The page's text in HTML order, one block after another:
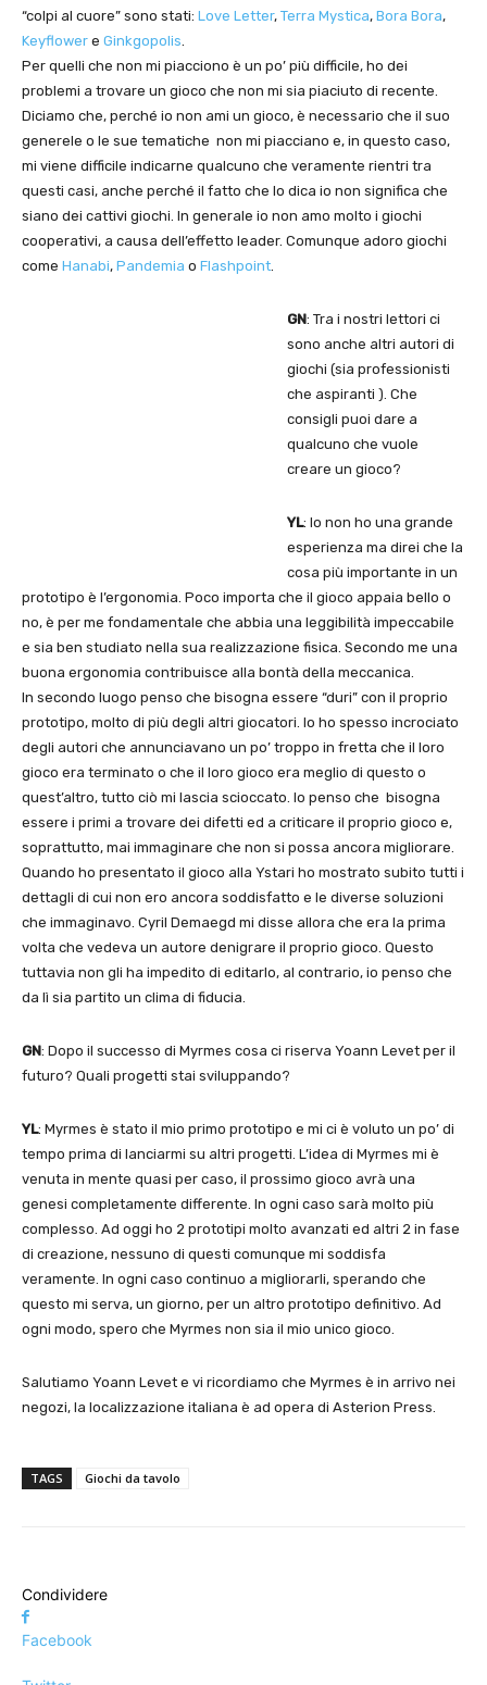
“colpi al cuore” sono stati: Love Letter, Terra Mystica, Bora Bora,
Keyflower e Ginkgopolis
Per quelli che non mi piacciono è un po’ più difficile, ho dei
problemi a trovare un gioco che non mi sia piaciuto di recente.
Diciamo che, perché io non ami un gioco, è necessario che il suo
generele o le sue tematiche non mi piacciano e, in questo caso,
mi viene difficile indicarne qualcuno che veramente rientri tra
questi casi, anche perché il fatto che lo dica io non significa che
siano dei cattivi giochi. In generale io non amo molto i giochi
cooperativi, a causa dell’effetto leader. Comunque adoro giochi
come Hanabi, Pandemia o Flashpoint
GN: Tra i nostri lettori ci
sono anche altri autori di
giochi (sia professionisti
che aspiranti ). Che
consigli puoi dare a
qualcuno che vuole
creare un gioco?
YL: Io non ho una grande
esperienza ma direi che la
cosa più importante in un
prototipo è l’ergonomia. Poco importa che il gioco appaia bello o
no, è per me fondamentale che abbia una leggibilità impeccabile
e sia ben studiato nella sua realizzazione fisica. Secondo me una
buona ergonomia contribuisce alla bontà della meccanica.
In secondo luogo penso che bisogna essere “duri” con il proprio
prototipo, molto di più degli altri giocatori. Io ho spesso incrociato
degli autori che annunciavano un po’ troppo in fretta che il loro
gioco era terminato o che il loro gioco era meglio di questo o
quest’altro, tutto ciò mi lascia scioccato. Io penso che bisogna
essere i primi a trovare dei difetti ed a criticare il proprio gioco e,
soprattutto, mai immaginare che non si possa ancora migliorare.
Quando ho presentato il gioco alla Ystari ho mostrato subito tutti i
dettagli di cui non ero ancora soddisfatto e le diverse soluzioni
che immaginavo. Cyril Demaegd mi disse allora che era la prima
volta che vedeva un autore denigrare il proprio gioco. Questo
tuttavia non gli ha impedito di editarlo, al contrario, io penso che
da lì sia partito un clima di fiducia.
GN: Dopo il successo di Myrmes cosa ci riserva Yoann Levet per il
futuro? Quali progetti stai sviluppando?
YL: Myrmes è stato il mio primo prototipo e mi ci è voluto un po’ di
tempo prima di lanciarmi su altri progetti. L’idea di Myrmes mi è
venuta in mente quasi per caso, il prossimo gioco avrà una
genesi completamente differente. In ogni caso sarà molto più
complesso. Ad oggi ho 2 prototipi molto avanzati ed altri 2 in fase
di creazione, nessuno di questi comunque mi soddisfa
veramente. In ogni caso continuo a migliorarli, sperando che
questo mi serva, un giorno, per un altro prototipo definitivo. Ad
ogni modo, spero che Myrmes non sia il mio unico gioco.
Salutiamo Yoann Levet e vi ricordiamo che Myrmes è in arrivo nei
negozi, la localizzazione italiana è ad opera di Asterion Press.
TAGS Giochi da tavolo
Condividere
Facebook